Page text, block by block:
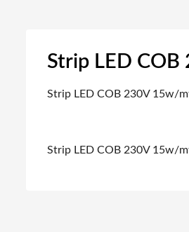
Strip LED
Strip LED COB 230V 15w/
Strip LED COB 230V 15w/